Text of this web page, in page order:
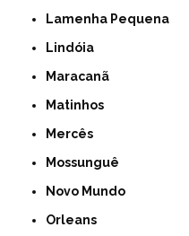
Lamenha Pequena
Lindóia
Maracanã
Matinhos
Mercês
Mossunguê
Novo Mundo
Orleans